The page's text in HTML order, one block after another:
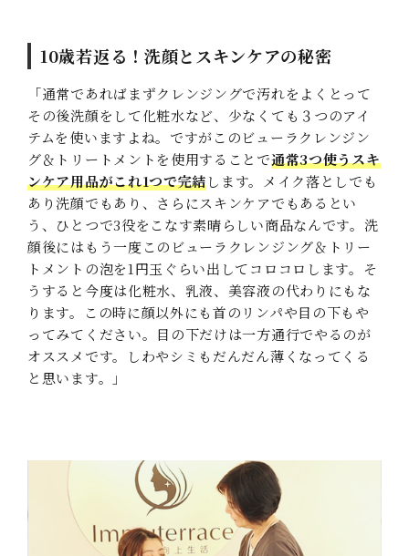
10歳若返る！洗顔とスキンケアの秘密
「通常であればまずクレンジングで汚れをよくとって
その後洗顔をして化粧水など、少なくても３つのアイ
テムを使いますよね。ですがこのビューラクレンジン
グ＆トリートメントを使用することで通常3つ使うスキ
ンケア用品がこれ1つで完結します。メイク落としでも
あり洗顔でもあり、さらにスキンケアでもあるとい
う、ひとつで3役をこなす素晴らしい商品なんです。洗
顔後にはもう一度このビューラクレンジング＆トリー
トメントの泡を1円玉ぐらい出してコロコロします。そ
うすると今度は化粧水、乳液、美容液の代わりにもな
ります。この時に顔以外にも首のリンパや目の下もや
ってみてください。目の下だけは一方通行でやるのが
オススメです。しわやシミもだんだん薄くなってくる
と思います。」